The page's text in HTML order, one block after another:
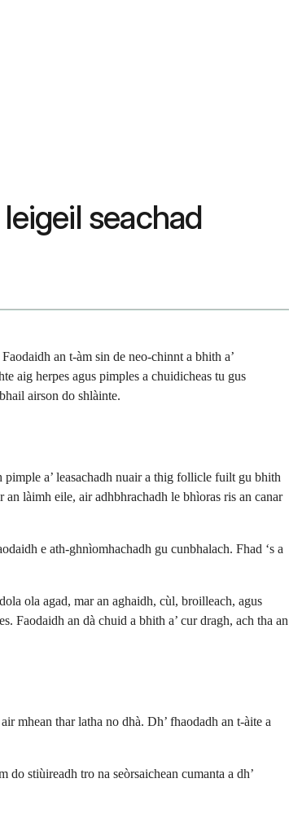
seachad
an t-àm sin de neo-chinnt a bhith a’
aig herpes agus pimples a chuidicheas tu gus
airson do shlàinte.
pimple a’ leasachadh nuair a thig follicle fuilt gu bhith
an làimh eile, air adhbhrachadh le bhìoras ris an canar
e ath-ghnìomhachadh gu cunbhalach. Fhad ‘s a
ola agad, mar an aghaidh, cùl, broilleach, agus
Faodaidh an dà chuid a bhith a’ cur dragh, ach tha an
mhean thar latha no dhà. Dh’ fhaodadh an t-àite a
stiùireadh tro na seòrsaichean cumanta a dh’